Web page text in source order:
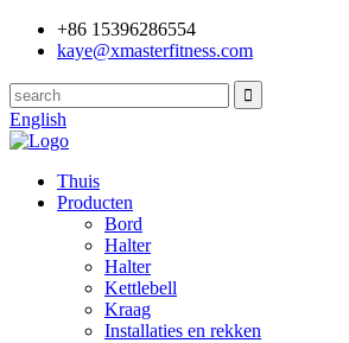
+86 15396286554
kaye@xmasterfitness.com
English
Thuis
Producten
Bord
Halter
Halter
Kettlebell
Kraag
Installaties en rekken